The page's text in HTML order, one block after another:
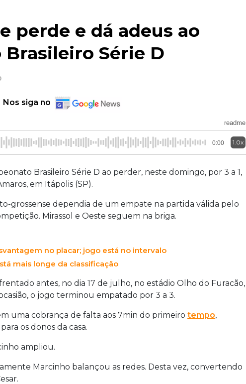
perde e dá adeus ao
Série D
Nos siga no
readme
0:00 1.0x
Brasileiro Série D ao perder, neste domingo, por 3 a 1,
em Itápolis (SP).
grossense dependia de um empate na partida válida pelo
Mirassol e Oeste seguem na briga.
no placar; jogo está no intervalo
mais longe da classificação
antes, no dia 17 de julho, no estádio Olho do Furacão,
o jogo terminou empatado por 3 a 3.
uma cobrança de falta aos 7min do primeiro tempo,
os donos da casa.
ampliou.
Marcinho balançou as redes. Desta vez, convertendo